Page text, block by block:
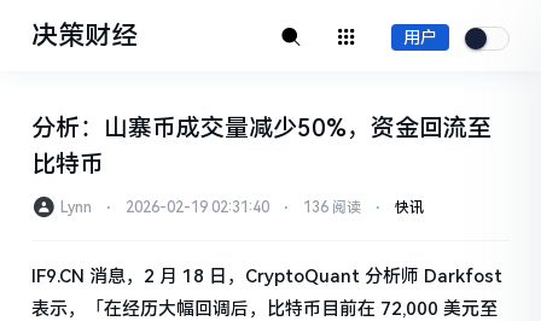
决策财经 用户
分析：山寨币成交量减少50%，资金回流至
比特币
Lynn ⋅ 2026-02-19 02:31:40 ⋅ 136 阅读 ⋅ 快讯
IF9.CN 消息，2 月 18 日，CryptoQuant 分析师 Darkfost
表示，「在经历大幅回调后，比特币目前在 72,000 美元至